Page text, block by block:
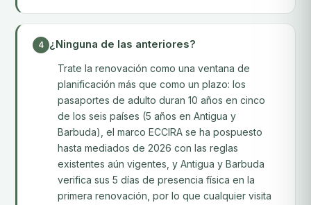
4 ¿Ninguna de las anteriores?
Trate la renovación como una ventana de
planificación más que como un plazo: los
pasaportes de adulto duran 10 años en cinco
de los seis países (5 años en Antigua y
Barbuda), el marco ECCIRA se ha pospuesto
hasta mediados de 2026 con las reglas
existentes aún vigentes, y Antigua y Barbuda
verifica sus 5 días de presencia física en la
primera renovación, por lo que cualquier visita